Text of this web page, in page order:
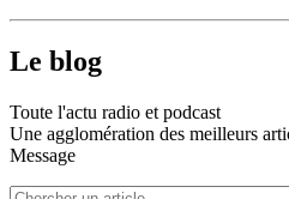
Le blog
Toute l'actu radio et podcast
Une agglomération des meilleurs
Message